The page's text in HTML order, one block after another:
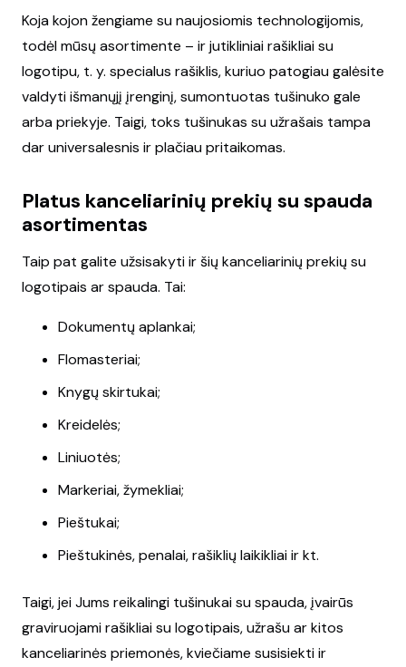
Koja kojon žengiame su naujosiomis technologijomis,
todėl mūsų asortimente – ir jutikliniai rašikliai su
logotipu, t. y. specialus rašiklis, kuriuo patogiau galėsite
valdyti išmanųjį įrenginį, sumontuotas tušinuko gale
arba priekyje. Taigi, toks tušinukas su užrašais tampa
dar universalesnis ir plačiau pritaikomas.
Platus kanceliarinių prekių su spauda
asortimentas
Taip pat galite užsisakyti ir šių kanceliarinių prekių su
logotipais ar spauda. Tai:
Dokumentų aplankai;
Flomasteriai;
Knygų skirtukai;
Kreidelės;
Liniuotės;
Markeriai, žymekliai;
Pieštukai;
Pieštukinės, penalai, rašiklių laikikliai ir kt.
Taigi, jei Jums reikalingi tušinukai su spauda, įvairūs
graviruojami rašikliai su logotipais, užrašu ar kitos
kanceliarinės priemonės, kviečiame susisiekti ir